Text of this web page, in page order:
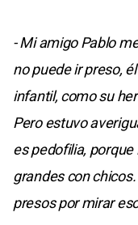
- Mi amigo Pablo
no puede ir preso,
infantil, como su
Pero estuvo
es pedofilia, porque
grandes con
presos por mirar